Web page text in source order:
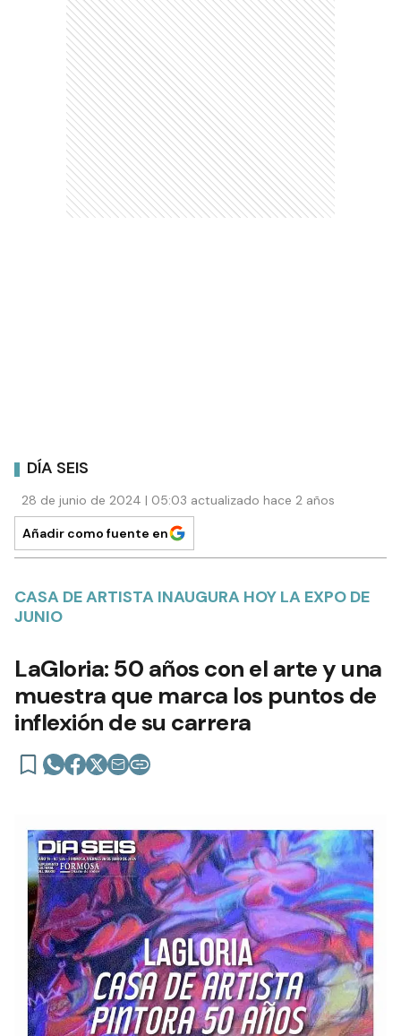
DÍA SEIS
28 de junio de 2024 | 05:03 actualizado hace 2 años
Añadir como fuente en
CASA DE ARTISTA INAUGURA HOY LA EXPO DE
JUNIO
LaGloria: 50 años con el arte y una
muestra que marca los puntos de
inflexión de su carrera